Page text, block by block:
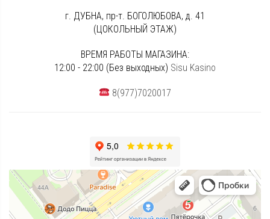
г. ДУБНА, пр-т. БОГОЛЮБОВА, д. 41
(ЦОКОЛЬНЫЙ ЭТАЖ)
ВРЕМЯ РАБОТЫ МАГАЗИНА:
12:00 - 22:00 (Без выходных) Sisu Kasino
8(977)7020017